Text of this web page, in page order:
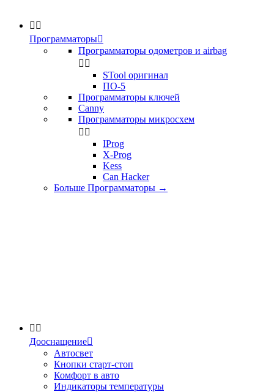
 
Программаторы
Программаторы одометров и airbag
 
STool оригинал
ПО-5
Программаторы ключей
Canny
Программаторы микросхем
 
IProg
X-Prog
Kess
Can Hacker
Больше Программаторы →
 
Дооснащение
Автосвет
Кнопки старт-стоп
Комфорт в авто
Индикаторы температуры